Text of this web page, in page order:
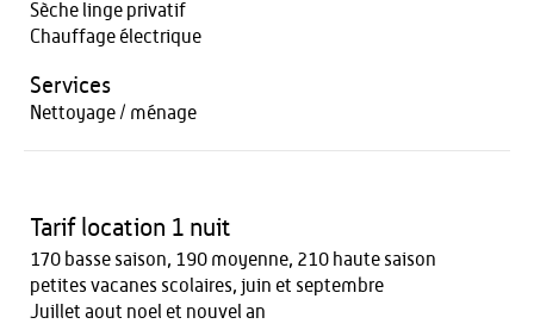
Sèche linge privatif
Chauffage électrique
Services
Nettoyage / ménage
Tarif location 1 nuit
170 basse saison, 190 moyenne, 210 haute saison
petites vacanes scolaires, juin et septembre
Juillet aout noel et nouvel an